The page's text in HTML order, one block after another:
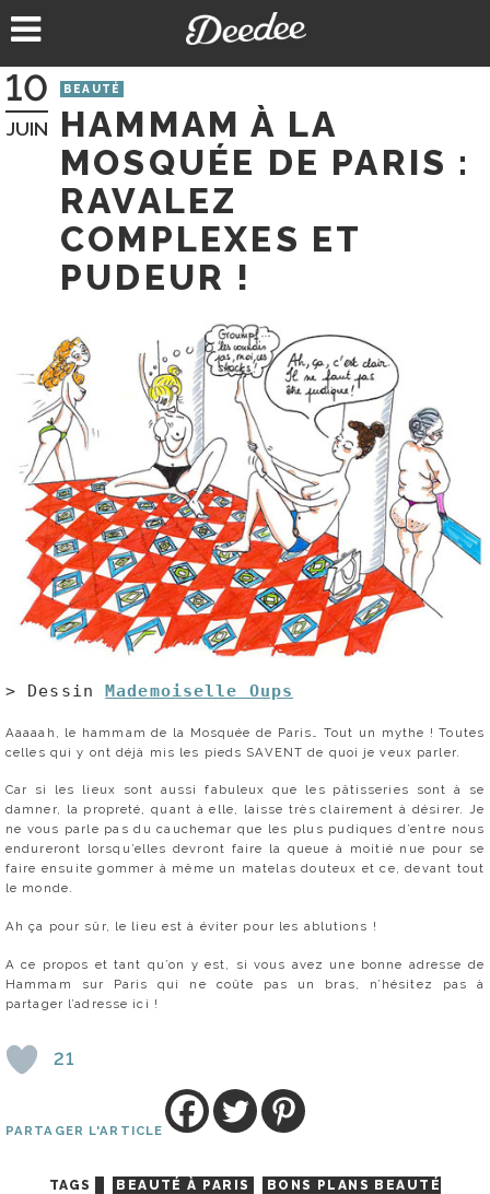
au
10
JUIN
BEAUTÉ
HAMMAM À LA
MOSQUÉE DE PARIS :
RAVALEZ
COMPLEXES ET
PUDEUR !
> DessinMademoiselle Oups
Aaaaah, le hammam de la Mosquée de Paris… Tout un mythe ! Toutes
celles qui y ont déjà mis les pieds SAVENT de quoi je veux parler.
Car si les lieux sont aussi fabuleux que les pâtisseries sont à se
damner, la propreté, quant à elle, laisse très clairement à désirer. Je
ne vous parle pas du cauchemar que les plus pudiques d’entre nous
endureront lorsqu’elles devront faire la queue à moitié nue pour se
faire ensuite gommer à même un matelas douteux et ce, devant tout
le monde.
Ah ça pour sûr, le lieu est à éviter pour les ablutions !
A ce propos et tant qu’on y est, si vous avez une bonne adresse de
Hammam sur Paris qui ne coûte pas un bras, n’hésitez pas à
partager l’adresse ici !
21
PARTAGER L'ARTICLE
TAGS BEAUTÉ À PARIS
BONS PLANS BEAUTÉ